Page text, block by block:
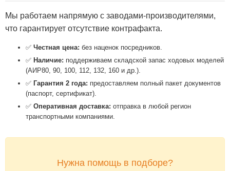
Мы работаем напрямую с заводами-производителями,
что гарантирует отсутствие контрафакта.
✅ Честная цена: без наценок посредников.
✅ Наличие: поддерживаем складской запас ходовых моделей
(АИР80, 90, 100, 112, 132, 160 и др.).
✅ Гарантия 2 года: предоставляем полный пакет документов
(паспорт, сертификат).
✅ Оперативная доставка: отправка в любой регион
транспортными компаниями.
Нужна помощь в подборе?